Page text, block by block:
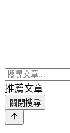
推薦文章
關閉搜尋